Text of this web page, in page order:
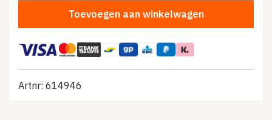
Toevoegen aan winkelwagen
Artnr: 614946